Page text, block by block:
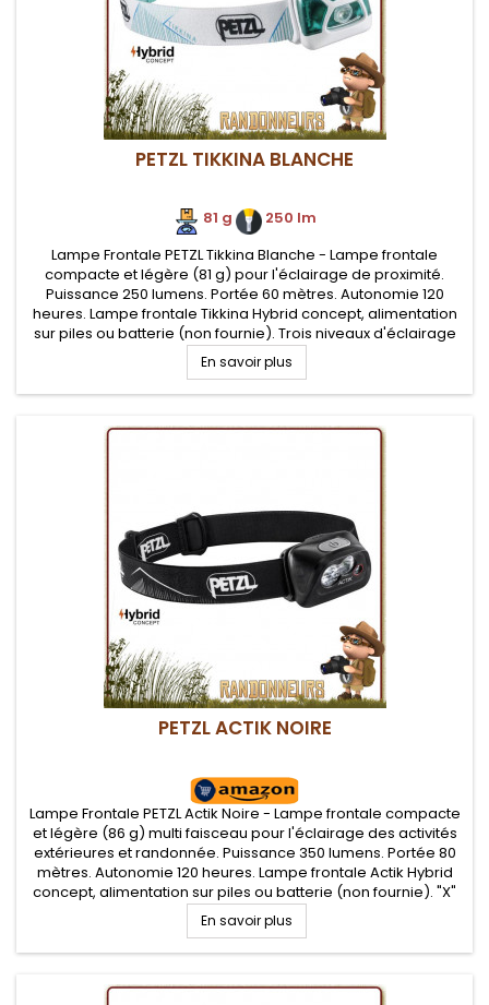
PETZL TIKKINA BLANCHE
81 g . 250 lm
Lampe Frontale PETZL Tikkina Blanche - Lampe frontale
compacte et légère (81 g) pour l'éclairage de proximité.
Puissance 250 lumens. Portée 60 mètres. Autonomie 120
heures. Lampe frontale Tikkina Hybrid concept, alimentation
sur piles ou batterie (non fournie). Trois niveaux d'éclairage
(x3 blancs)
En savoir plus
PETZL ACTIK NOIRE
Lampe Frontale PETZL Actik Noire - Lampe frontale compacte
et légère (86 g) multi faisceau pour l'éclairage des activités
extérieures et randonnée. Puissance 350 lumens. Portée 80
mètres. Autonomie 120 heures. Lampe frontale Actik Hybrid
concept, alimentation sur piles ou batterie (non fournie). "X"
types de faisceaux (large ou mixte) et plusieurs niveaux...
En savoir plus